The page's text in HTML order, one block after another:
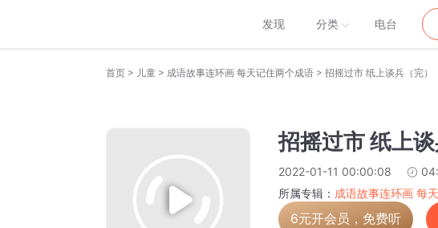
发现 分类 电台
首页 > 儿童 > 成语故事连环画 每天记住两个成语 > 招摇过市 纸上谈兵（完）
招摇过市 纸上谈
2022-01-11 00:00:08
所属专辑： 成语故事连环画 每
6元开会员，免费听